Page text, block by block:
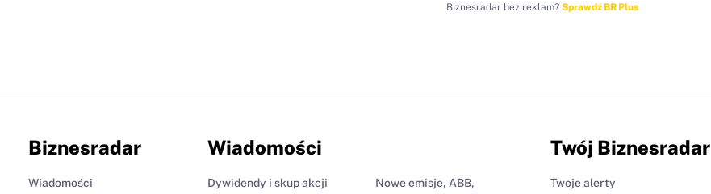
Biznesradar bez reklam? Sprawdź BR Plus
Biznesradar
Wiadomości
Wiadomości
Dywidendy i skup akcji
Nowe emisje, ABB,
Twój Biznesradar
Twoje alerty